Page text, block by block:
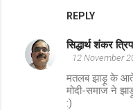
REPLY
सिद्धार्थ शंकर
12 November
मतलब झाड़ू के आते
मोदी-समाज ने
:)